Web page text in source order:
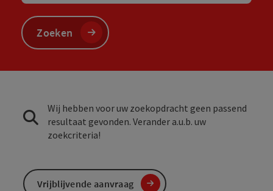
Zoeken
Wij hebben voor uw zoekopdracht geen passend
resultaat gevonden. Verander a.u.b. uw
zoekcriteria!
Vrijblijvende aanvraag